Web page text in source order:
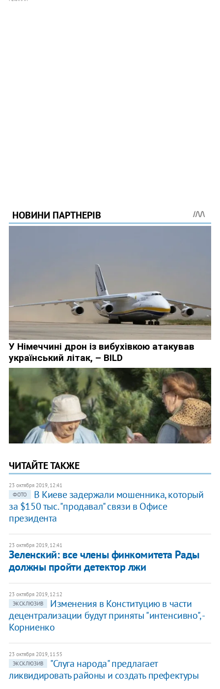
ЧИТАЙТЕ ТАКЖЕ
23 октября 2019, 12:41
ФОТО
​В Киеве задержали мошенника, который
за $150 тыс. "продавал" связи в Офисе
президента
23 октября 2019, 12:41
Зеленский: все члены финкомитета Рады
должны пройти детектор лжи
23 октября 2019, 12:12
ЭКСКЛЮЗИВ
Изменения в Конституцию в части
децентрализации будут приняты "интенсивно", -
Корниенко
23 октября 2019, 11:55
ЭКСКЛЮЗИВ
"Слуга народа" предлагает
ликвидировать районы и создать префектуры